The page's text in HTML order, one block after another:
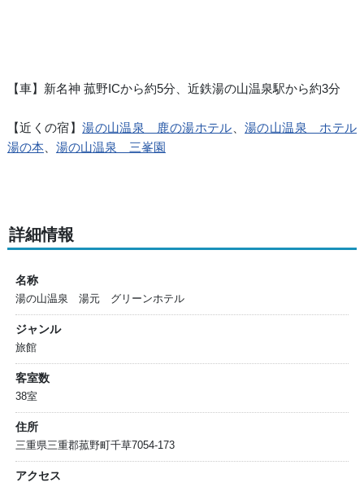
【車】新名神 菰野ICから約5分、近鉄湯の山温泉駅から約3分
【近くの宿】湯の山温泉 鹿の湯ホテル 、湯の山温泉 ホテル
湯の本
湯の山温泉 三峯園
詳細情報
名称
湯の山温泉 湯元 グリーンホテル
ジャンル
旅館
客室数
38室
住所
三重県三重郡菰野町千草7054-173
アクセス